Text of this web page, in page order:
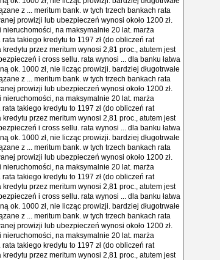
z ... meritum bank. w tych trzech bankach rata
prowizji lub ubezpieczeń wynosi około 1200 zł.
nieruchomości, na maksymalnie 20 lat. marża
takiego kredytu to 1197 zł (do obliczeń rat
przez meritum wynosi 2,81 proc., atutem jest
i cross sellu. rata wynosi ... dla banku łatwa
ok. 1000 zł, nie licząc prowizji. bardziej długotrwałe
z ... meritum bank. w tych trzech bankach rata
prowizji lub ubezpieczeń wynosi około 1200 zł.
nieruchomości, na maksymalnie 20 lat. marża
takiego kredytu to 1197 zł (do obliczeń rat
przez meritum wynosi 2,81 proc., atutem jest
i cross sellu. rata wynosi ... dla banku łatwa
ok. 1000 zł, nie licząc prowizji. bardziej długotrwałe
z ... meritum bank. w tych trzech bankach rata
prowizji lub ubezpieczeń wynosi około 1200 zł.
nieruchomości, na maksymalnie 20 lat. marża
takiego kredytu to 1197 zł (do obliczeń rat
przez meritum wynosi 2,81 proc., atutem jest
i cross sellu. rata wynosi ... dla banku łatwa
ok. 1000 zł, nie licząc prowizji. bardziej długotrwałe
z ... meritum bank. w tych trzech bankach rata
prowizji lub ubezpieczeń wynosi około 1200 zł.
nieruchomości, na maksymalnie 20 lat. marża
takiego kredytu to 1197 zł (do obliczeń rat
przez meritum wynosi 2,81 proc., atutem jest